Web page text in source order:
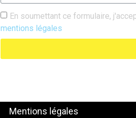
En soumettant ce formulaire,
mentions légales
Mentions légales